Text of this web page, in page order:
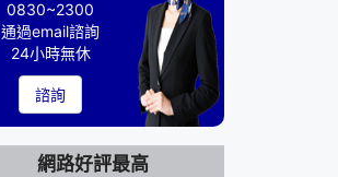
0830~2300
通過email諮詢
24小時無休
諮詢
網路好評最高